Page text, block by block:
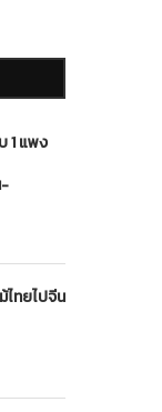
1 แพง
-
ไทยไปจีน